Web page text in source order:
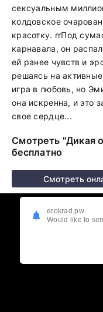
сексуальным
колдовское
красотку. rrПод
карнавала, он
ей ранее чувств и
решаясь на
игра в любовь, но
она искренна, и это
свое сердце...
Смотреть "Дикая
бесплатно
Смотреть
erokrad.pw
Would like to